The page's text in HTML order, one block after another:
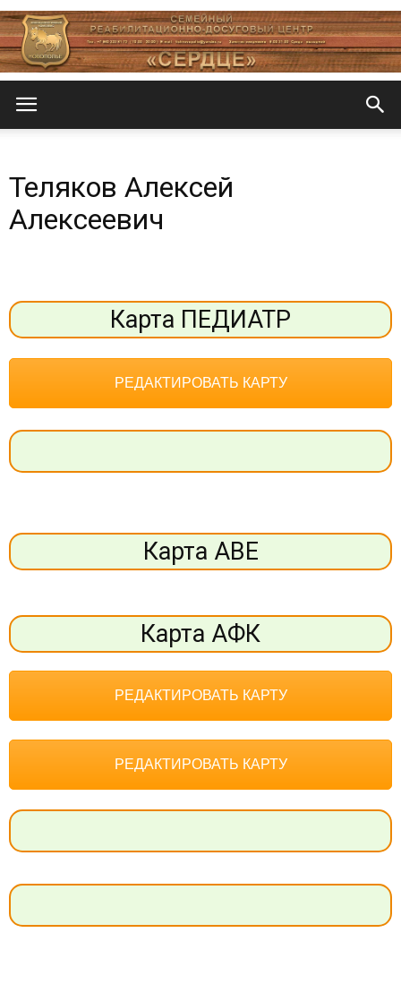
«СеРДЦе»
Теляков Алексей
Алексеевич
Карта ПЕДИАТР
РЕДАКТИРОВАТЬ КАРТУ
Карта АВЕ
Карта АФК
РЕДАКТИРОВАТЬ КАРТУ
РЕДАКТИРОВАТЬ КАРТУ